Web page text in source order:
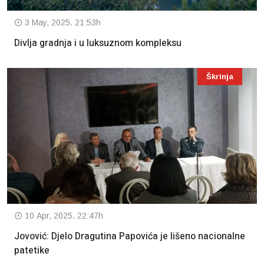
3 May, 2025. 21:53h
Divlja gradnja i u luksuznom kompleksu
Škrinja
10 Apr, 2025. 22:47h
Jovović: Djelo Dragutina Papovića je lišeno nacionalne
patetike